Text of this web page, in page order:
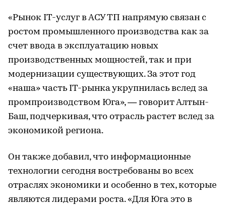
«Рынок IT-услуг в АСУ ТП напрямую связан с
ростом промышленного производства как за
счет ввода в эксплуатацию новых
производственных мощностей, так и при
модернизации существующих. За этот год
«наша» часть IT-рынка укрупнилась вслед за
промпроизводством Юга», — говорит Алтын-
Баш, подчеркивая, что отрасль растет вслед за
экономикой региона.
Он также добавил, что информационные
технологии сегодня востребованы во всех
отраслях экономики и особенно в тех, которые
являются лидерами роста. «Для Юга это в